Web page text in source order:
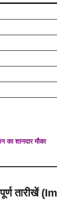
शानदार मौका
तारीखें